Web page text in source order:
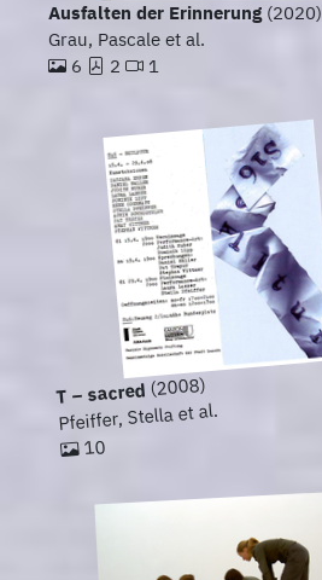
Ausfalten der Erinnerung(2020)
Grau, Pascale et al.
6
2 1
T – sacred(2008)
Pfeiffer, Stella et al.
10